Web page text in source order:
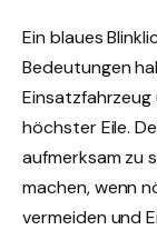
Ein blaues
Bedeutungen
höchster Eile.
aufmerksam zu
machen, wenn
vermeiden und